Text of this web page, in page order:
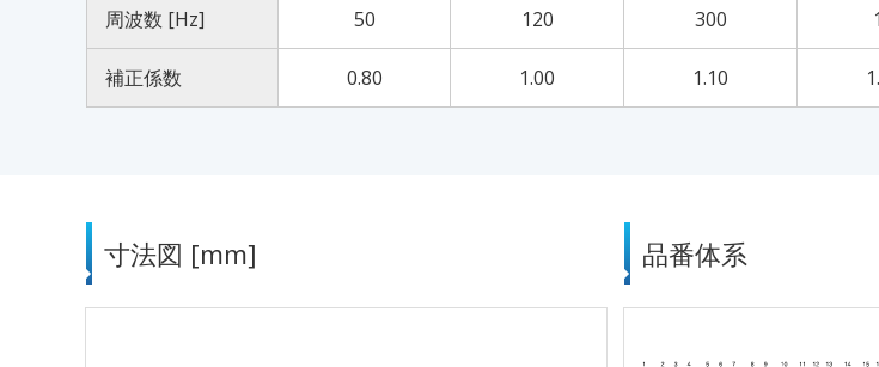
周波数 [Hz] 50 120 300
補正係数 0.80 1.00 1.10
寸法図 [mm] 品番体系